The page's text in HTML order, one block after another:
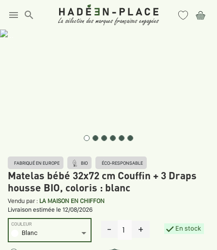
menu search
FABRIQUÉ EN EUROPE BIO ÉCO-RESPONSABLE
Matelas bébé 32x72 cm Couffin + 3 Draps
housse BIO, coloris : blanc
Vendu par : LA MAISON EN CHIFFON
Livraison estimée le 12/08/2026
Blanc
COULEUR - 1 + En stock